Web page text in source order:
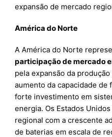
expansão de mercado
América do Norte
A América do Norte
participação de mercado
pela expansão da
aumento da capacidade de
forte investimento em
energia. Os Estados
regional com a crescente
de baterias em escala de